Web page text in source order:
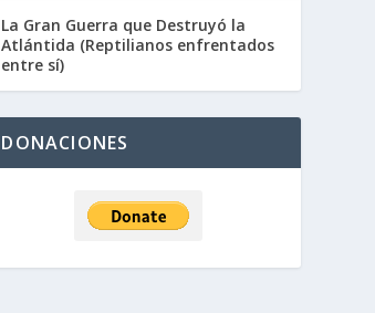
La Gran Guerra que Destruyó la
Atlántida (Reptilianos enfrentados
entre sí)
DONACIONES